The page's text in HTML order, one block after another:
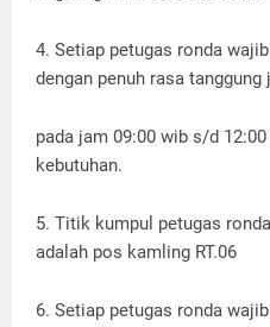
4. Setiap petugas ronda
dengan penuh rasa
pada jam 09:00 wib s/d
kebutuhan.
5. Titik kumpul petugas
adalah pos kamling RT.06
6. Setiap petugas ronda